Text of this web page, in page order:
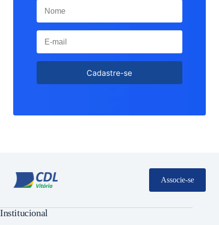
Cadastre-se
Associe-se
Institucional